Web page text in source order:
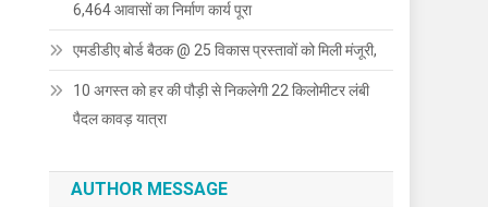
6,464 आवासों का निर्माण कार्य पूरा
एमडीडीए बोर्ड बैठक @ 25 विकास प्रस्तावों को मिली मंजूरी,
10 अगस्त को हर की पौड़ी से निकलेगी 22 किलोमीटर लंबी
पैदल कावड़ यात्रा
AUTHOR MESSAGE